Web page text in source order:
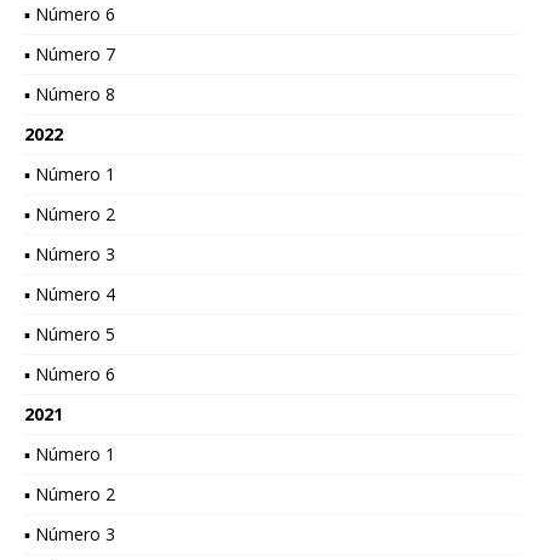
▪ Número 6
▪ Número 7
▪ Número 8
2022
▪ Número 1
▪ Número 2
▪ Número 3
▪ Número 4
▪ Número 5
▪ Número 6
2021
▪ Número 1
▪ Número 2
▪ Número 3